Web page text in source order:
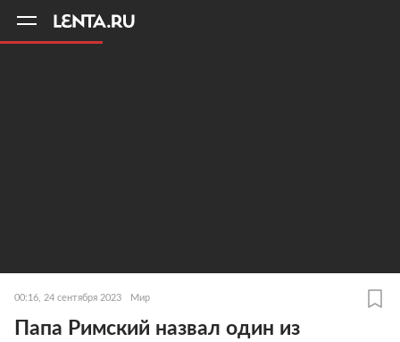
00:16, 24 сентября 2023 Мир
Папа Римский назвал один из